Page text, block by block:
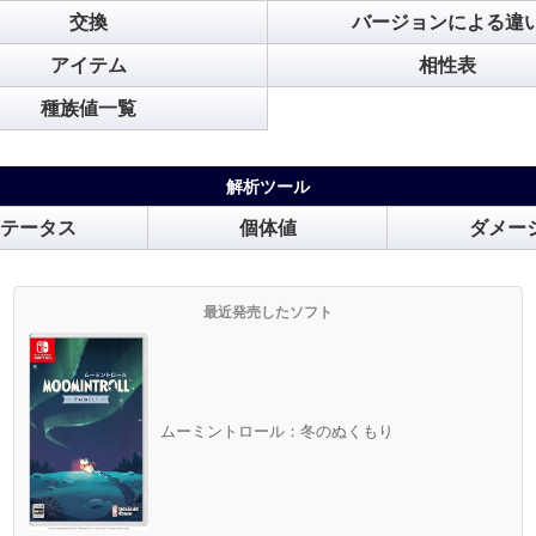
交換
バージョンによる違
アイテム
相性表
種族値一覧
解析ツール
ータス 個体値 ダメー
最近発売したソフト
ムーミントロール：冬のぬくもり